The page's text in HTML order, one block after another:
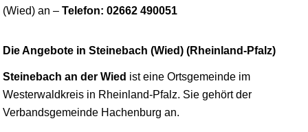
(Wied) an – Telefon: 02662 490051
Die Angebote in Steinebach (Wied) (Rheinland-Pfalz)
Steinebach an der Wied ist eine Ortsgemeinde im
Westerwaldkreis in Rheinland-Pfalz. Sie gehört der
Verbandsgemeinde Hachenburg an.